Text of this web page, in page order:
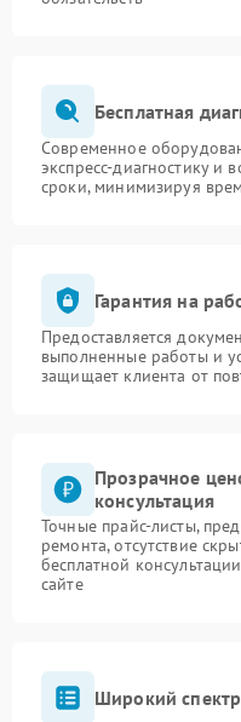
Бесплатная
Современное
экспресс-диагностику и
сроки, минимизируя
Гарантия на
Предоставляется
выполненные работы и
защищает клиента от
Прозрачное
консультация
Точные прайс-листы,
ремонта, отсутствие
бесплатной
сайте
Широкий спектр